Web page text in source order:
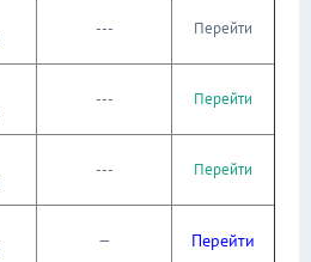
--- Перейти
--- Перейти
--- Перейти
— Перейти